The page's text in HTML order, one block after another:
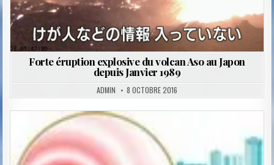
Forte éruption explosive du volcan Aso au Japon
depuis Janvier 1989
ADMIN 8 OCTOBRE 2016
Posted
in